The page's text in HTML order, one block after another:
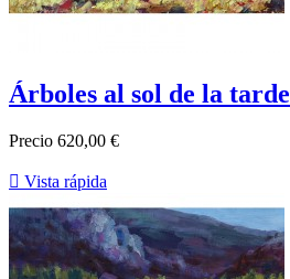
Árboles al sol de la tarde
Precio 620,00 €
 Vista rápida